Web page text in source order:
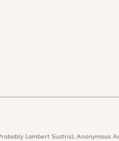
Lambert Sustris), Anonymous